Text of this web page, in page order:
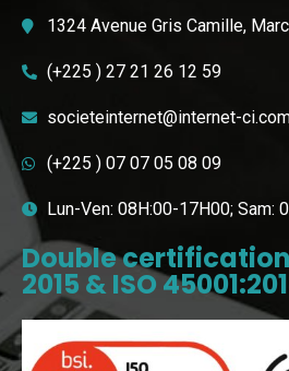
1324 Avenue Gris Camille,
(+225 ) 27 21 26 12 59
societeinternet@internet-
(+225 ) 07 07 05 08 09
Lun-Ven: 08H:00-17H00; Sam:
Double certification
2015 & ISO